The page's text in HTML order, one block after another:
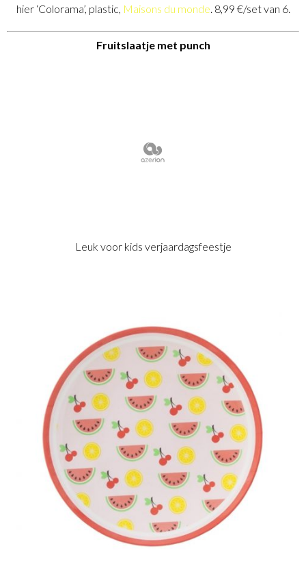
hier ‘Colorama’, plastic, Maisons du monde. 8,99 €/set van 6.
Fruitslaatje met punch
Leuk voor kids verjaardagsfeestje